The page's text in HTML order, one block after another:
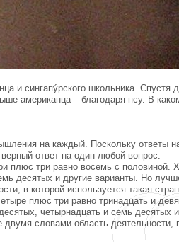
и сингапýрского школьника. Спустя
американца – благодаря псу. В
на каждый. Поскольку ответы
ответ на один любой вопрос.
плюс три равно восемь с половиной.
десятых и другие варианты. Но
в которой используется такая
плюс три равно тринадцать и
четырнадцать и семь десятых
словами область деятельности,